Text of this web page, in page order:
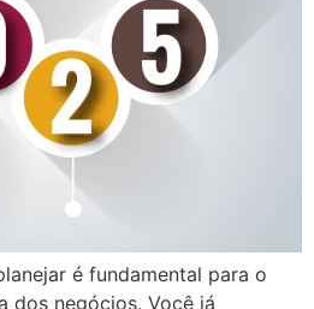
é fundamental para o
dos negócios. Você já